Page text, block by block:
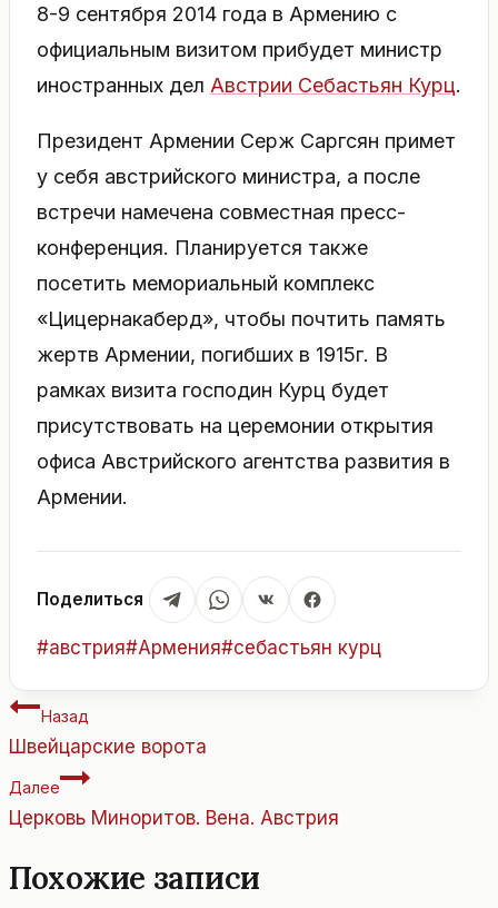
8-9 сентября 2014 года в Армению с
официальным визитом прибудет министр
иностранных дел Австрии Себастьян Курц.
Президент Армении Серж Саргсян примет
у себя австрийского министра, а после
встречи намечена совместная пресс-
конференция. Планируется также
посетить мемориальный комплекс
«Цицернакаберд», чтобы почтить память
жертв Армении, погибших в 1915г. В
рамках визита господин Курц будет
присутствовать на церемонии открытия
офиса Австрийского агентства развития в
Армении.
Поделиться
Метки
#австрия#Армения#себастьян курц
Навигация
по
записям
Назад
Швейцарские ворота
Далее
Церковь Миноритов. Вена. Австрия
Похожие записи